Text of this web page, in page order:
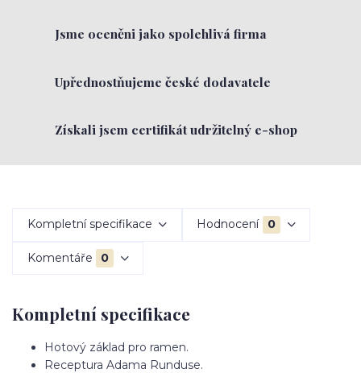
Jsme oceněni jako spolehlivá firma
Upřednostňujeme české dodavatele
Získali jsem certifikát udržitelný e-shop
Kompletní specifikace Hodnocení 0
Komentáře 0
Kompletní specifikace
Hotový základ pro ramen.
Receptura Adama Runduse.